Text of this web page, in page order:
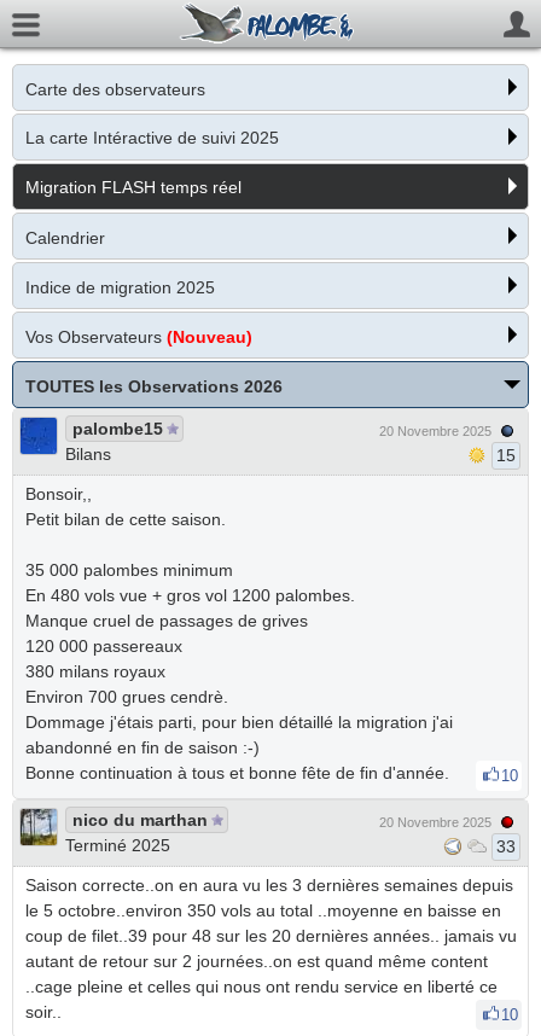
Carte des observateurs
La carte Intéractive de suivi 2025
Migration FLASH temps réel
Calendrier
Indice de migration 2025
Vos Observateurs (Nouveau)
TOUTES les Observations 2026
palombe15
Bilans
20 Novembre 2025
15
Bonsoir,,
Petit bilan de cette saison.
35 000 palombes minimum
En 480 vols vue + gros vol 1200 palombes.
Manque cruel de passages de grives
120 000 passereaux
380 milans royaux
Environ 700 grues cendrè.
Dommage j'étais parti, pour bien détaillé la migration j'ai
abandonné en fin de saison :-)
Bonne continuation à tous et bonne fête de fin d'année.
10
nico du marthan
Terminé 2025
20 Novembre 2025
33
Saison correcte..on en aura vu les 3 dernières semaines depuis
le 5 octobre..environ 350 vols au total ..moyenne en baisse en
coup de filet..39 pour 48 sur les 20 dernières années.. jamais vu
autant de retour sur 2 journées..on est quand même content
..cage pleine et celles qui nous ont rendu service en liberté ce
soir..
10